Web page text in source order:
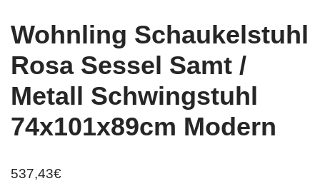
Wohnling Schaukelstuhl
Rosa Sessel Samt /
Metall Schwingstuhl
74x101x89cm Modern
537,43€